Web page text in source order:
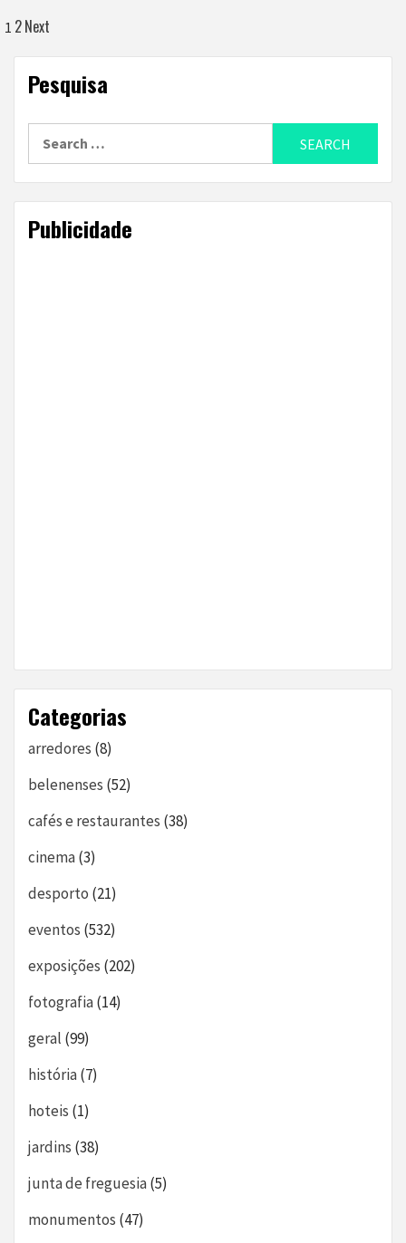
Posts
navigation
1 2Next
Pesquisa
Publicidade
Categorias
arredores (8)
belenenses (52)
cafés e restaurantes (38)
cinema(3)
desporto (21)
eventos (532)
exposições (202)
fotografia(14)
geral (99)
história(7)
hoteis (1)
jardins (38)
junta de freguesia(5)
monumentos (47)